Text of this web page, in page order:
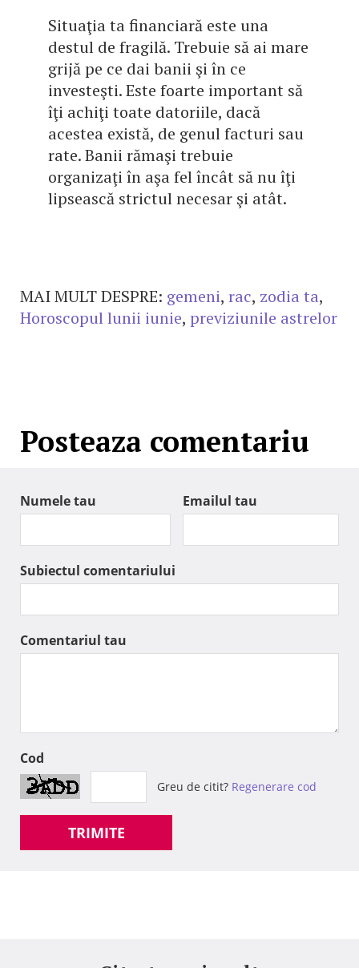
Situaţia ta financiară este una
destul de fragilă. Trebuie să ai mare
grijă pe ce dai banii şi în ce
investeşti. Este foarte important să
îţi achiţi toate datoriile, dacă
acestea există, de genul facturi sau
rate. Banii rămaşi trebuie
organizaţi în aşa fel încât să nu îţi
lipsească strictul necesar şi atât.
MAI MULT DESPRE: gemeni, rac, zodia ta,
Horoscopul lunii iunie, previziunile astrelor
Posteaza comentariu
Numele tau Emailul tau
Subiectul comentariului
Comentariul tau
Cod
Greu de citit? Regenerare cod
TRIMITE